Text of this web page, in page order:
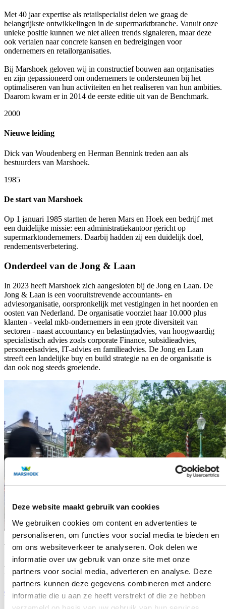
Deze website maakt gebruik van cookies
We gebruiken cookies om content en advertenties te
personaliseren, om functies voor social media te bieden en
om ons websiteverkeer te analyseren. Ook delen we
informatie over uw gebruik van onze site met onze
partners voor social media, adverteren en analyse. Deze
partners kunnen deze gegevens combineren met andere
informatie die u aan ze heeft verstrekt of die ze hebben
Met 40 jaar expertise als retailspecialist delen we graag de
belangrijkste ontwikkelingen in de supermarktbranche. Vanuit onze
unieke positie kunnen we niet alleen trends signaleren, maar deze
ook vertalen naar concrete kansen en bedreigingen voor
ondernemers en retailorganisaties.
Bij Marshoek geloven wij in constructief bouwen aan organisaties
en zijn gepassioneerd om ondernemers te ondersteunen bij het
optimaliseren van hun activiteiten en het realiseren van hun ambities.
Daarom kwam er in 2014 de eerste editie uit van de Benchmark.
2000
Nieuwe leiding
Dick van Woudenberg en Herman Bennink treden aan als
bestuurders van Marshoek.
1985
De start van Marshoek
Op 1 januari 1985 startten de heren Mars en Hoek een bedrijf met
een duidelijke missie: een administratiekantoor gericht op
supermarktondernemers. Daarbij hadden zij een duidelijk doel,
rendementsverbetering.
Onderdeel van de Jong & Laan
In 2023 heeft Marshoek zich aangesloten bij de Jong en Laan. De
Jong & Laan is een vooruitstrevende accountants- en
adviesorganisatie, oorspronkelijk met vestigingen in het noorden en
oosten van Nederland. De organisatie voorziet haar 10.000 plus
klanten - veelal mkb-ondernemers in een grote diversiteit van
sectoren - naast accountancy en belastingadvies, van hoogwaardig
specialistisch advies zoals corporate Finance, subsidieadvies,
personeelsadvies, IT-advies en familieadvies. De Jong en Laan
streeft een landelijke buy en build strategie na en de organisatie is
dan ook nog steeds groeiende.
Wil u meer te weten komen over de Jong & Laan?
Neem dan een kijkje op de website.
de Jong & Laan